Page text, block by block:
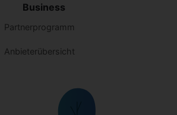
Business
Partnerprogramm
Anbieterübersicht